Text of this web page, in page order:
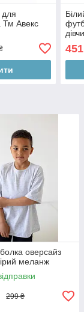
для
Тм Авекс
оверсайз
меланж
299 ₴